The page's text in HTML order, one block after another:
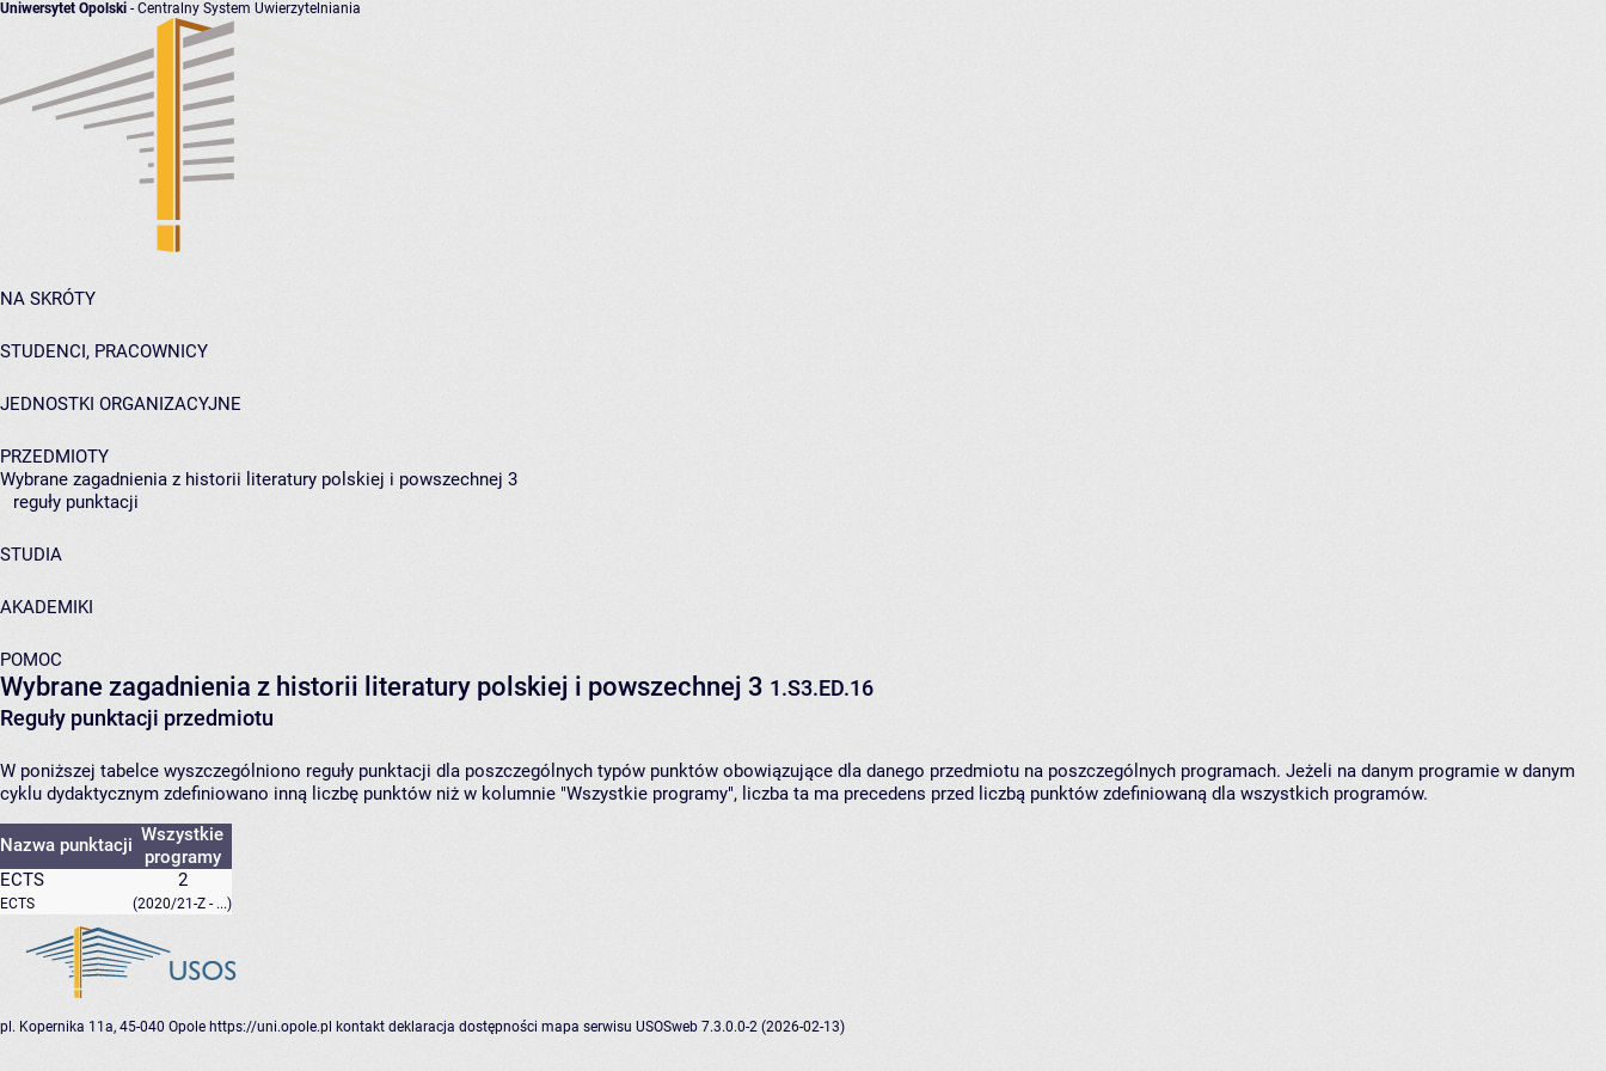
Uniwersytet Opolski - Centralny System Uwierzytelniania
NA SKRÓTY
STUDENCI, PRACOWNICY
JEDNOSTKI ORGANIZACYJNE
PRZEDMIOTY
Wybrane zagadnienia z historii literatury polskiej i powszechnej 3
reguły punktacji
STUDIA
AKADEMIKI
POMOC
Wybrane zagadnienia z historii literatury polskiej i powszechnej 3 1.S3.ED.16
Reguły punktacji przedmiotu
W poniższej tabelce wyszczególniono reguły punktacji dla poszczególnych typów punktów obowiązujące dla danego przedmiotu na poszczególnych programach. Jeżeli na danym programie w danym
cyklu dydaktycznym zdefiniowano inną liczbę punktów niż w kolumnie "Wszystkie programy", liczba ta ma precedens przed liczbą punktów zdefiniowaną dla wszystkich programów.
Nazwa punktacji Wszystkie
programy
ECTS
ECTS
2
(2020/21-Z - ...)
pl. Kopernika 11a, 45-040 Opole https://uni.opole.pl kontakt deklaracja dostępności mapa serwisu USOSweb 7.3.0.0-2 (2026-02-13)